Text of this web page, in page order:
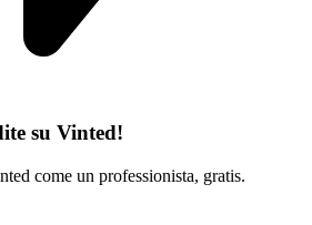
su Vinted!
come un professionista, gratis.